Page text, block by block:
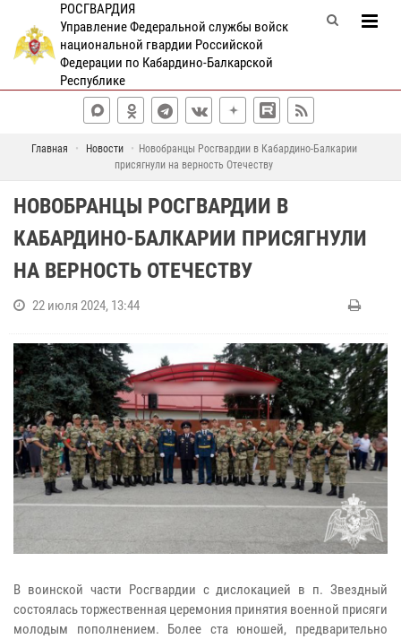
РОСГВАРДИЯ
Управление Федеральной службы войск
национальной гвардии Российской
Федерации по Кабардино-Балкарской
Республике
Главная Новости
Новобранцы Росгвардии в Кабардино-Балкарии
присягнули на верность Отечеству
НОВОБРАНЦЫ РОСГВАРДИИ В
КАБАРДИНО-БАЛКАРИИ ПРИСЯГНУЛИ
НА ВЕРНОСТЬ ОТЕЧЕСТВУ
22 июля 2024, 13:44
В воинской части Росгвардии с дислокацией в п. Звездный
состоялась торжественная церемония принятия военной присяги
молодым пополнением. Более ста юношей, предварительно